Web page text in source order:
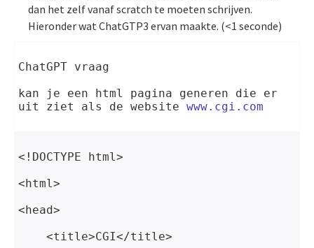
dan het zelf vanaf scratch te moeten schrijven.
Hieronder wat ChatGTP3 ervan maakte. (<1 seconde)
ChatGPT vraag
kan je een html pagina generen die er
uit ziet als de website www.cgi.com
<!DOCTYPE html>
<html>
<head>
    <title>CGI</title>